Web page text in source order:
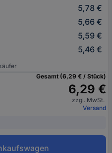
5,78 €
5,66 €
5,59 €
5,46 €
Gesamt (6,29 € / Stück)
6,29 €
zzgl. MwSt.
Versand